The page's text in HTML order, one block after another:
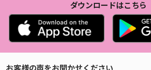
ダウンロードはこちら
お客様の声をお聞かせください